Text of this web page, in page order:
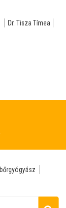
Dr. Tisza Tímea
bőrgyógyász